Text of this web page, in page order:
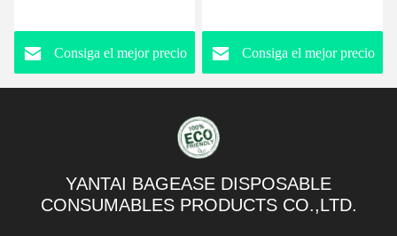
claras y perfectas Copas
de pudín Mini fiesta
Copas de servir para
Consiga el mejor precio
de cuchara Aperitivo de
fiesta Tazas claras
desechables Tazas de
cuadrado Cajas con tapas
y espolones
Consiga el mejor precio
YANTAI BAGEASE DISPOSABLE
CONSUMABLES PRODUCTS CO.,LTD.